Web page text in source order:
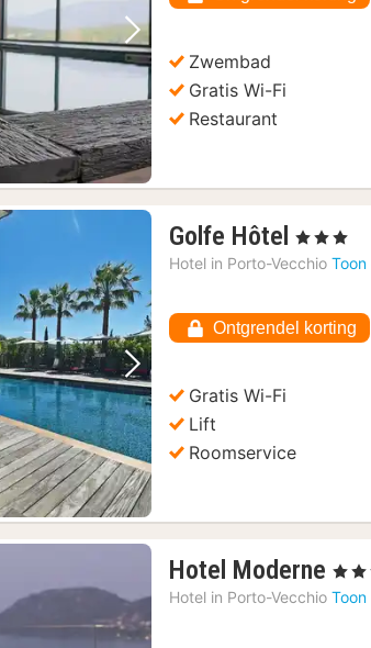
Volgende foto
€
Zwembad
Gratis Wi-Fi
Restaurant
Volgende foto
Golfe Hôtel 1
nacht
265,60
€
, 3 Sterren
Hotel in Porto-Vecchio
Ontgrendel korting
Gratis Wi-Fi
Lift
Roomservice
Hotel Moderne 1
, 4
Hotel in Porto-Vecchio